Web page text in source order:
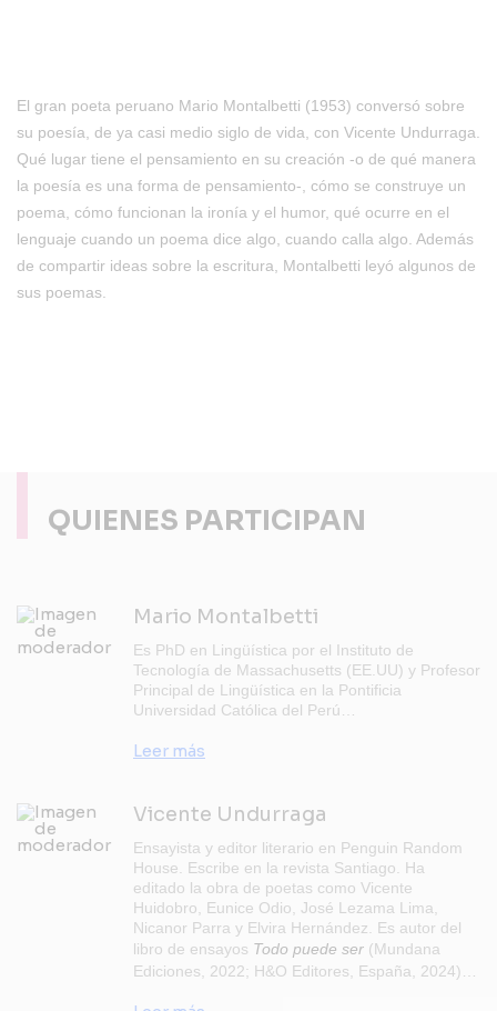
El gran poeta peruano Mario Montalbetti (1953) conversó sobre
su poesía, de ya casi medio siglo de vida, con Vicente Undurraga.
Qué lugar tiene el pensamiento en su creación -o de qué manera
la poesía es una forma de pensamiento-, cómo se construye un
poema, cómo funcionan la ironía y el humor, qué ocurre en el
lenguaje cuando un poema dice algo, cuando calla algo. Además
de compartir ideas sobre la escritura, Montalbetti leyó algunos de
sus poemas.
QUIENES PARTICIPAN
Mario Montalbetti
Es PhD en Lingüística por el Instituto de
Tecnología de Massachusetts (EE.UU) y Profesor
Principal de Lingüística en la Pontificia
Universidad Católica del Perú…
Leer más
Vicente Undurraga
Ensayista y editor literario en Penguin Random
House. Escribe en la revista Santiago. Ha
editado la obra de poetas como Vicente
Huidobro, Eunice Odio, José Lezama Lima,
Nicanor Parra y Elvira Hernández. Es autor del
libro de ensayos Todo puede ser (Mundana
Ediciones, 2022; H&O Editores, España, 2024)…